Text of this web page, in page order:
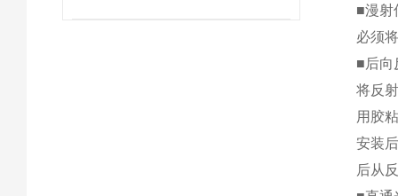
■漫射
必须
■后向
将反
用胶
安装
后从